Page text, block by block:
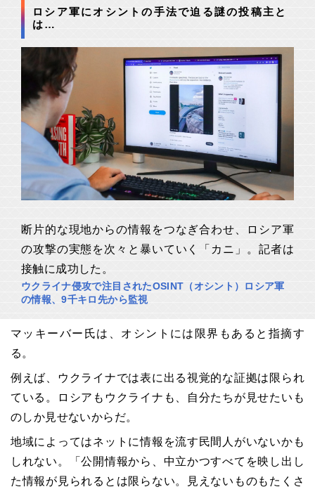
ロシア軍にオシントの手法で迫る謎の投稿主と
は…
断片的な現地からの情報をつなぎ合わせ、ロシア軍
の攻撃の実態を次々と暴いていく「カニ」。記者は
接触に成功した。
ウクライナ侵攻で注目されたOSINT（オシント）ロシア軍
の情報、9千キロ先から監視
マッキーバー氏は、オシントには限界もあると指摘す
る。
例えば、ウクライナでは表に出る視覚的な証拠は限られ
ている。ロシアもウクライナも、自分たちが見せたいも
のしか見せないからだ。
地域によってはネットに情報を流す民間人がいないかも
しれない。「公開情報から、中立かつすべてを映し出し
た情報が見られるとは限らない。見えないものもたくさ